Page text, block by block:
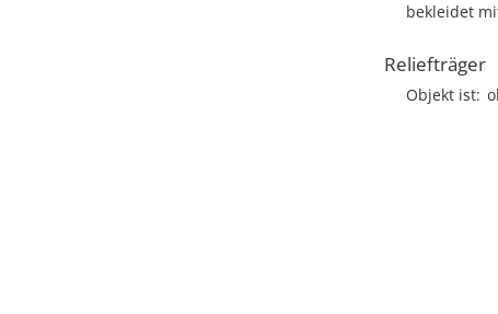
bekleidet
Reliefträger
Objekt ist